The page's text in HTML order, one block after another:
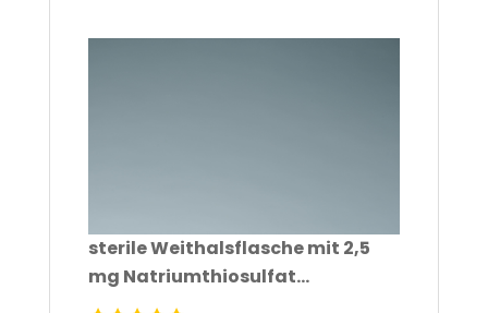
sterile Weithalsflasche mit 2,5
mg Natriumthiosulfat...